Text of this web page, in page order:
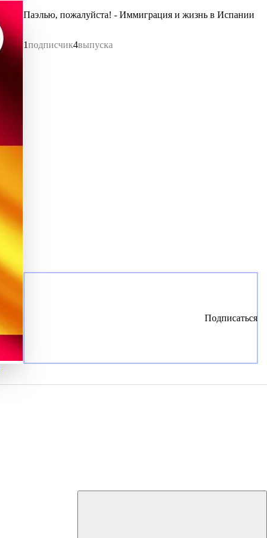
Паэлью, пожалуйста! - Иммиграция и жизнь в Испании
1подписчик4выпуска
Подписаться